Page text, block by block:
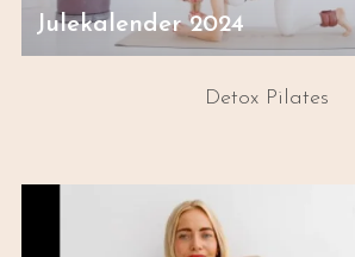
Julekalender 2024
Detox Pilates